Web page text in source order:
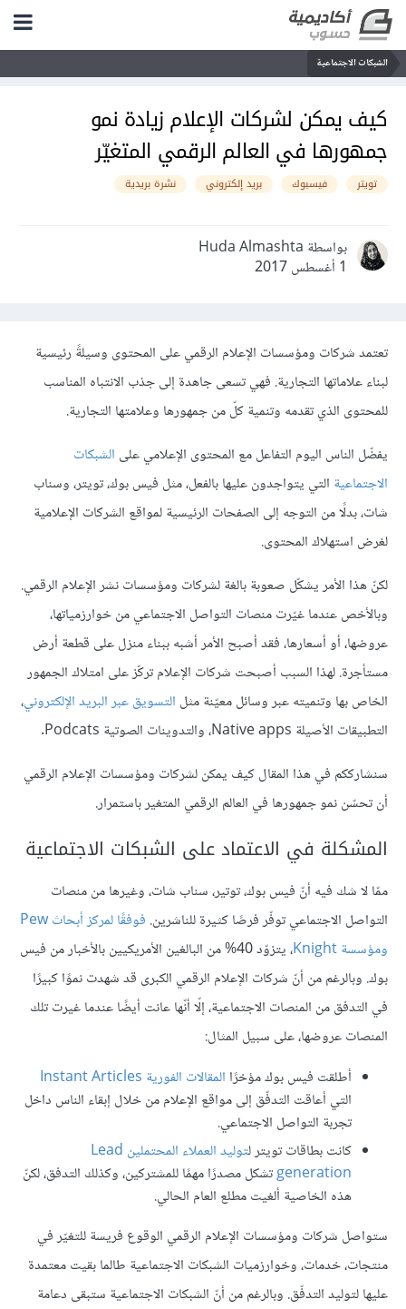
الشبكات الاجتماعية
كيف يمكن لشركات الإعلام زيادة نمو
جمهورها في العالم الرقمي المتغيّر
تويتر فيسبوك بريد إلكتروني نشرة بريدية
بواسطة Huda Almashta
1 أغسطس 2017
تعتمد شركات ومؤسسات الإعلام الرقمي على المحتوى وسيلةً رئيسية
لبناء علاماتها التجارية. فهي تسعى جاهدة إلى جذب الانتباه المناسب
للمحتوى الذي تقدمه وتنمية كلّ من جمهورها وعلامتها التجارية.
يفضّل الناس اليوم التفاعل مع المحتوى الإعلامي على الشبكات
الاجتماعية التي يتواجدون عليها بالفعل، مثل فيس بوك، تويتر، وسناب
شات، بدلًا من التوجه إلى الصفحات الرئيسية لمواقع الشركات الإعلامية
لغرض استهلاك المحتوى.
لكنّ هذا الأمر يشكّل صعوبة بالغة لشركات ومؤسسات نشر الإعلام الرقمي.
وبالأخص عندما غيّرت منصات التواصل الاجتماعي من خوارزمياتها،
عروضها، أو أسعارها، فقد أصبح الأمر أشبه ببناء منزل على قطعة أرض
مستأجرة. لهذا السبب أصبحت شركات الإعلام تركّز على امتلاك الجمهور
الخاص بها وتنميته عبر وسائل معيّنة مثل التسويق عبر البريد الإلكتروني،
التطبيقات الأصيلة Native apps، والتدوينات الصوتية Podcats.
سنشارككم في هذا المقال كيف يمكن لشركات ومؤسسات الإعلام الرقمي
أن تحسّن نمو جمهورها في العالم الرقمي المتغير باستمرار.
المشكلة في الاعتماد على الشبكات الاجتماعية
ممّا لا شك فيه أنّ فيس بوك، توتير، سناب شات، وغيرها من منصات
التواصل الاجتماعي توفّر فرصًا كثيرة للناشرين.
فوفقًا لمركز أبحاث Pew
ومؤسسة Knight
، يتزوّد 40% من البالغين الأمريكيين بالأخبار من فيس
بوك. وبالرغم من أنّ شركات الإعلام الرقمي الكبرى قد شهدت نموًا كبيرًا
في التدفق من المنصات الاجتماعية، إلّا أنّها عانت أيضًا عندما غيرت تلك
المنصات عروضها، على سبيل المثال:
أطلقت فيس بوك مؤخرًا المقالات الفورية Instant Articles
التي أعاقت التدفّق إلى مواقع الإعلام من خلال إبقاء الناس داخل
تجربة التواصل الاجتماعي.
كانت بطاقات تويتر ل
توليد العملاء المحتملين Lead
generationتشكل مصدرًا مهمًا للمشتركين، وكذلك التدفق، لكنّ
هذه الخاصية ألغيت مطلع العام الحالي.
ستواصل شركات ومؤسسات الإعلام الرقمي الوقوع فريسة للتغيّر في
منتجات، خدمات، وخوارزميات الشبكات الاجتماعية طالما بقيت معتمدة
عليها لتوليد التدفّق. وبالرغم من أنّ الشبكات الاجتماعية ستبقى دعامة